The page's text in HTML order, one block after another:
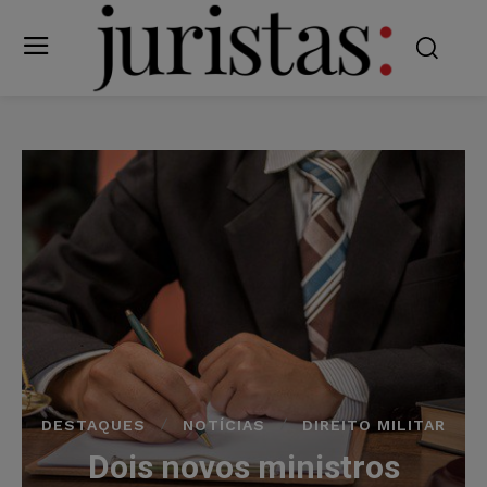
DESTAQUES NOTÍCIAS DIREITO MILITAR
Dois novos ministros